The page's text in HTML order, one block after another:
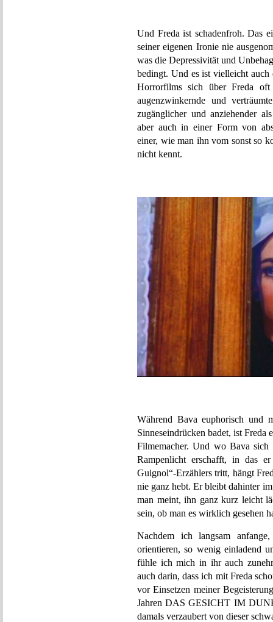
Und Freda ist schadenfroh. Das
seiner eigenen Ironie nie
was die Depressivität und
bedingt. Und es ist vielleicht auch
Horrorfilms sich über Freda oft
augenzwinkernde und
zugänglicher und anziehender
aber auch in einer Form von
einer, wie man ihn vom sonst so
nicht kennt.
Während Bava euphorisch und
Sinneseindrücken badet, ist
Filmemacher. Und wo Bava sich
Rampenlicht erschafft, in das
Guignol“-Erzählers tritt, hängt
nie ganz hebt. Er bleibt dahinter
man meint, ihn ganz kurz leicht
sein, ob man es wirklich gesehen
Nachdem ich langsam
orientieren, so wenig einladend
fühle ich mich in ihr auch
auch darin, dass ich mit Freda
vor Einsetzen meiner
Jahren DAS GESICHT IM
damals verzaubert von dieser